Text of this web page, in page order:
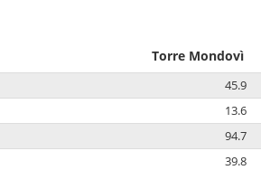
Torre Mondovì
45.9
13.6
94.7
39.8